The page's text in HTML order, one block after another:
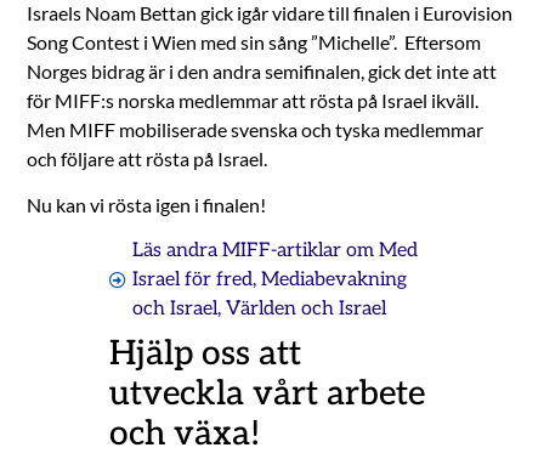
Israels Noam Bettan gick igår vidare till finalen i Eurovision
Song Contest i Wien med sin sång ”Michelle”. Eftersom
Norges bidrag är i den andra semifinalen, gick det inte att
för MIFF:s norska medlemmar att rösta på Israel ikväll.
Men MIFF mobiliserade svenska och tyska medlemmar
och följare att rösta på Israel.
Nu kan vi rösta igen i finalen!
Läs andra MIFF-artiklar om Med
Israel för fred, Mediabevakning
och Israel, Världen och Israel
Hjälp oss att
utveckla vårt arbete
och växa!